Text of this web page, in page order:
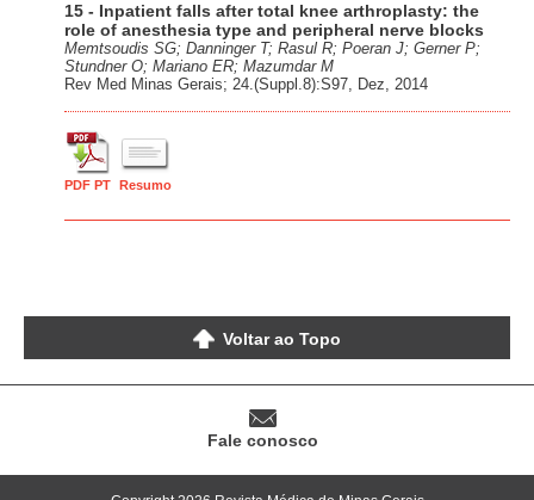
15 - Inpatient falls after total knee arthroplasty: the
role of anesthesia type and peripheral nerve blocks
Memtsoudis SG; Danninger T; Rasul R; Poeran J; Gerner P;
Stundner O; Mariano ER; Mazumdar M
Rev Med Minas Gerais; 24.(Suppl.8):S97, Dez, 2014
PDF PT Resumo
Voltar ao Topo
Fale conosco